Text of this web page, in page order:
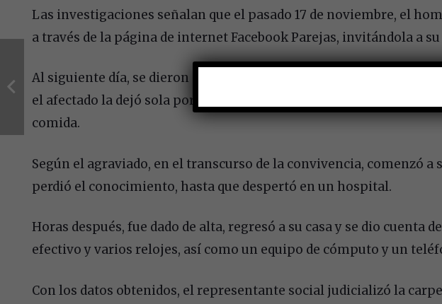
Las investigaciones señalan que el pasado 17 de noviembre, el
a través de la página de internet Facebook Parejas, invitándola a
Al siguiente día, se dieron cita en la casa de él y éste le ofreció una
el afectado la dejó sola por un momento, ya que tuvo que salir a
comida.
Según el agraviado, en el transcurso de la convivencia, comenzó a
perdió el conocimiento, hasta que despertó en un hospital.
Horas después, fue dado de alta, regresó a su casa y se dio cuenta
efectivo y varios relojes, así como un equipo de cómputo y un
Con los datos obtenidos, el representante social judicializó la